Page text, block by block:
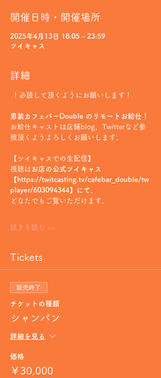
開催日時・開催場所
2025年4月13日 18:05 – 23:59
ツイキャス
詳細
！必読して頂くようにお願いします！
男装カフェバーDouble のリモートお給仕！
お給仕キャストは店鋪blog、Twitterなど参
照頂くようよろしくお願いします。
【ツイキャスでの生配信】
視聴は お店の公式ツイキャス
【https://twitcasting.tv/cafebar_double/tw
player/603094344】にて
どなたでもご覧いただけます。
続きを読む >>
Tickets
販売終了
チケットの種類
シャンパン
詳細を見る
価格
￥30,000